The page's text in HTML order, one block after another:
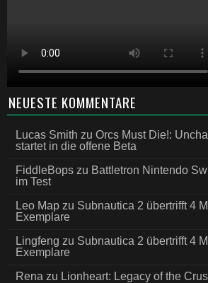
NEUESTE KOMMENTARE
Lucas Smith zu Orcs Must Die!:
startet in die offene Beta
FiddleBops zu Battletron Nintendo
im Test
Leo Map zu Subnautica 2 übertrifft 4
Exemplare
Lingfeng zu Subnautica 2 übertrifft 4
Exemplare
Rena zu Lionheart: Legacy of the